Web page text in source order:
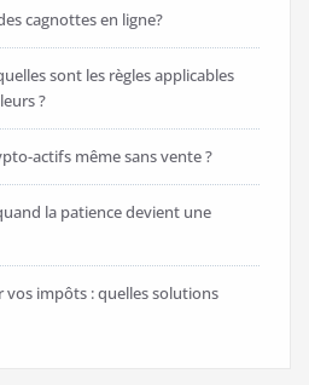
cagnottes en ligne?
sont les règles applicables
?
actifs même sans vente ?
la patience devient une
impôts : quelles solutions